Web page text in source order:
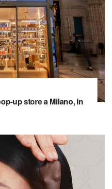
up store a Milano, in